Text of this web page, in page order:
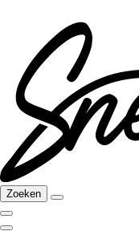
Zoeken